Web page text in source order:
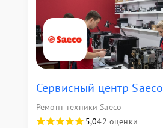
Сервисный центр Saeco
Ремонт техники Saeco
5,042 оценки